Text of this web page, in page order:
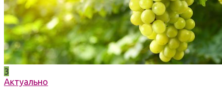
3
Актуально